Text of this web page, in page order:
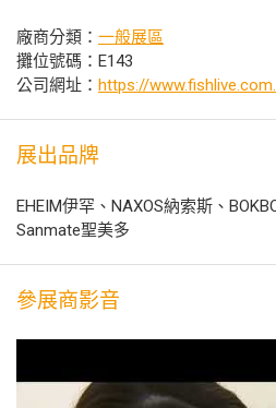
廠商分類： 一般展區
攤位號碼：E143
公司網址： https://
展出品牌
EHEIM伊罕、NAXOS納索斯、
Sanmate聖美多
參展商影音